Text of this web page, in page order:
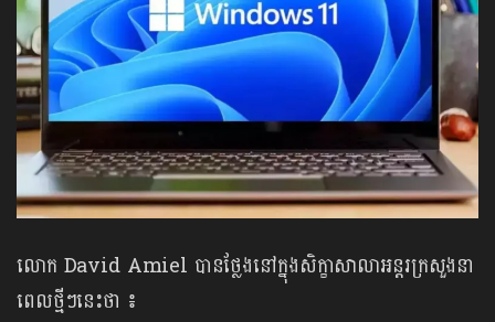
លោក David Amiel បានថ្លែងនៅក្នុងសិក្ខាសាលាអន្តរក្រសួងនា
ពេលថ្មីៗនេះថា ៖